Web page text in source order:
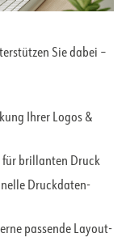
Sie dabei –
Ihrer Logos &
für brillanten Druck
Druckdaten-
passende Layout-